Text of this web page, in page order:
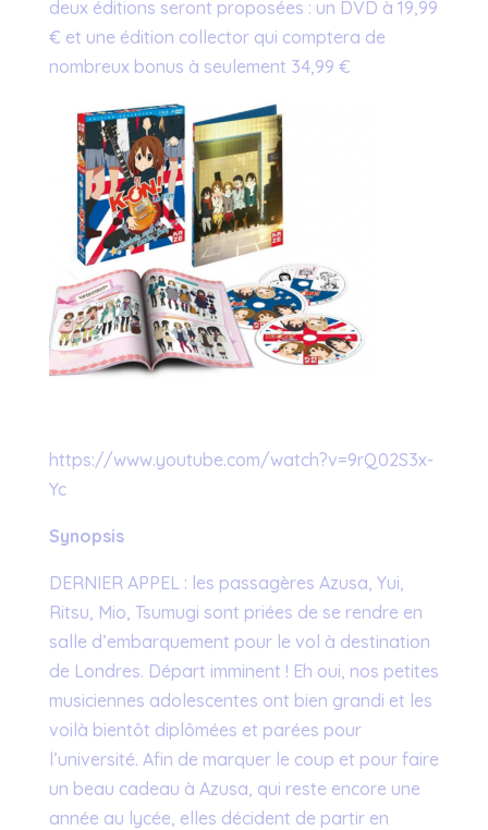
deux éditions seront proposées : un DVD à 19,99
€ et une édition collector qui comptera de
nombreux bonus à seulement 34,99 €
https://www.youtube.com/watch?v=9rQ02S3x-
Yc
Synopsis
DERNIER APPEL : les passagères Azusa, Yui,
Ritsu, Mio, Tsumugi sont priées de se rendre en
salle d’embarquement pour le vol à destination
de Londres. Départ imminent ! Eh oui, nos petites
musiciennes adolescentes ont bien grandi et les
voilà bientôt diplômées et parées pour
l’université. Afin de marquer le coup et pour faire
un beau cadeau à Azusa, qui reste encore une
année au lycée, elles décident de partir en